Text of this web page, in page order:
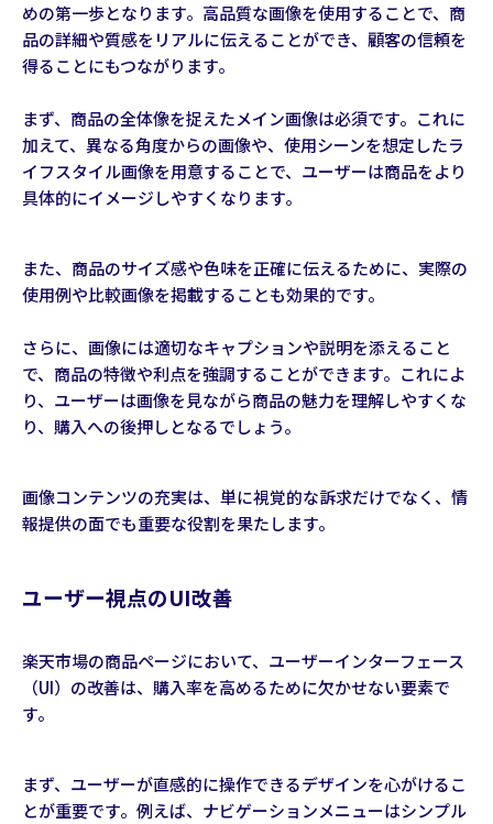
めの第一歩となります。高品質な画像を使用することで、商
品の詳細や質感をリアルに伝えることができ、顧客の信頼を
得ることにもつながります。
まず、商品の全体像を捉えたメイン画像は必須です。これに
加えて、異なる角度からの画像や、使用シーンを想定したラ
イフスタイル画像を用意することで、ユーザーは商品をより
具体的にイメージしやすくなります。
また、商品のサイズ感や色味を正確に伝えるために、実際の
使用例や比較画像を掲載することも効果的です。
さらに、画像には適切なキャプションや説明を添えること
で、商品の特徴や利点を強調することができます。これによ
り、ユーザーは画像を見ながら商品の魅力を理解しやすくな
り、購入への後押しとなるでしょう。
画像コンテンツの充実は、単に視覚的な訴求だけでなく、情
報提供の面でも重要な役割を果たします。
ユーザー視点のUI改善
楽天市場の商品ページにおいて、ユーザーインターフェース
（UI）の改善は、購入率を高めるために欠かせない要素で
す。
まず、ユーザーが直感的に操作できるデザインを心がけるこ
とが重要です。例えば、ナビゲーションメニューはシンプル